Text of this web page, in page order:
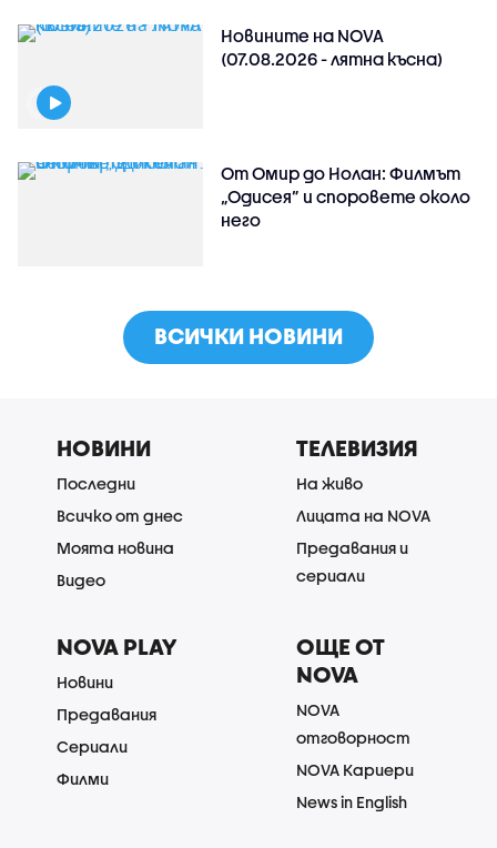
Новините на NOVA
(07.08.2026 - лятна късна)
От Омир до Нолан: Филмът
„Одисея” и споровете около
него
ВСИЧКИ НОВИНИ
НОВИНИ
Последни
Всичко от днес
Моята новина
Видео
ТЕЛЕВИЗИЯ
На живо
Лицата на NOVA
Предавания и
сериали
NOVA PLAY
Новини
Предавания
Сериали
Филми
ОЩЕ ОТ
NOVA
NOVA
отговорност
NOVA Кариери
News in English